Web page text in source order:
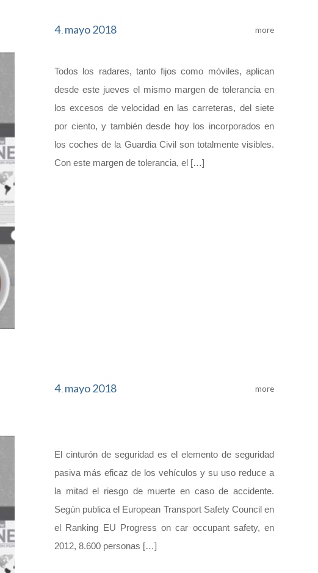
4 mayo2018
Todos los radares, tanto fijos como móviles, aplican
desde este jueves el mismo margen de tolerancia en
los excesos de velocidad en las carreteras, del siete
por ciento, y también desde hoy los incorporados en
los coches de la Guardia Civil son totalmente visibles.
Con este margen de tolerancia, el […]
more
4 mayo2018
El cinturón de seguridad es el elemento de seguridad
pasiva más eficaz de los vehículos y su uso reduce a
la mitad el riesgo de muerte en caso de accidente.
Según publica el European Transport Safety Council en
el Ranking EU Progress on car occupant safety, en
2012, 8.600 personas […]
more